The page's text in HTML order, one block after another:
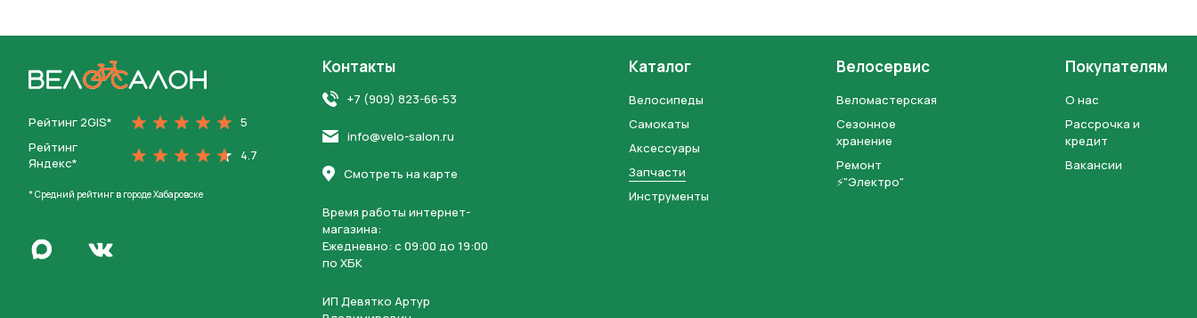
Рейтинг 2GIS*
5
Рейтинг
Яндекс*
4.7
* Средний рейтинг в городе Хабаровске
Написать в MaxПерейти во Вконтакте
Контакты
+7 (909) 823-66-53
info@velo-salon.ru
Смотреть на карте
Время работы интернет-
магазина:
Ежедневно: c 09:00 до 19:00
по ХБК
ИП Девятко Артур
Каталог
Велосипеды
Самокаты
Аксессуары
Запчасти
Инструменты
Велосервис
Веломастерская
Сезонное
хранение
Ремонт
⚡"Электро"
Покупателям
О нас
Рассрочка и
кредит
Вакансии
Отправить
Нажимая на кнопку “Отправить заявку”, вы даетесогласие на обработку
персональных данных и соглашаетесь с политикой конфиденциальности